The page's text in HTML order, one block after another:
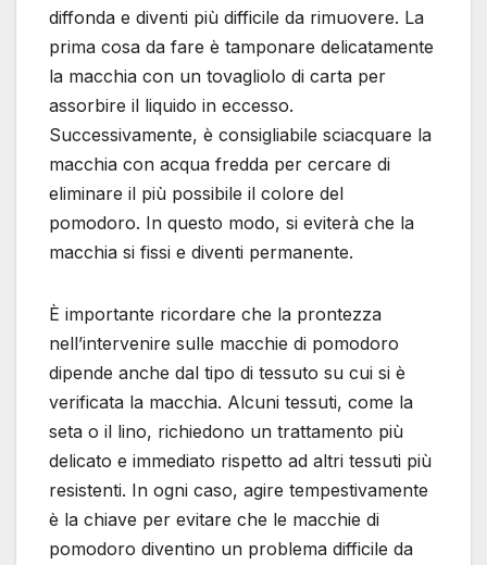
diffonda e diventi più difficile da rimuovere. La
prima cosa da fare è tamponare delicatamente
la macchia con un tovagliolo di carta per
assorbire il liquido in eccesso.
Successivamente, è consigliabile sciacquare la
macchia con acqua fredda per cercare di
eliminare il più possibile il colore del
pomodoro. In questo modo, si eviterà che la
macchia si fissi e diventi permanente.
È importante ricordare che la prontezza
nell’intervenire sulle macchie di pomodoro
dipende anche dal tipo di tessuto su cui si è
verificata la macchia. Alcuni tessuti, come la
seta o il lino, richiedono un trattamento più
delicato e immediato rispetto ad altri tessuti più
resistenti. In ogni caso, agire tempestivamente
è la chiave per evitare che le macchie di
pomodoro diventino un problema difficile da